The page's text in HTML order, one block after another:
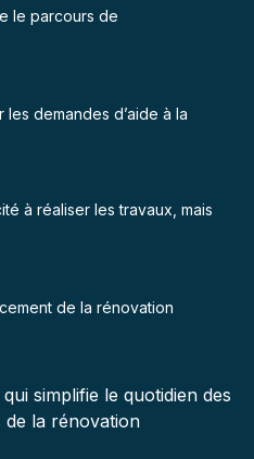
le parcours de
demandes d’aide à la
à réaliser les travaux, mais
de la rénovation
simplifie le quotidien des
de la rénovation